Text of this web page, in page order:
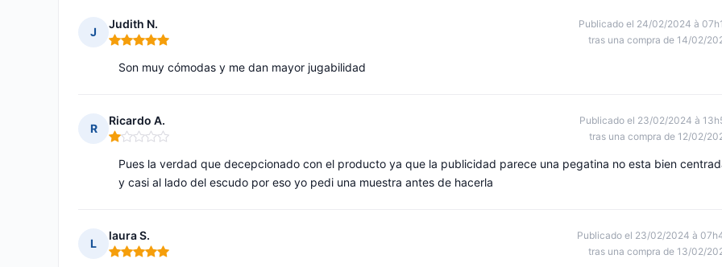
J
Judith N.
Nota: 5 de 5
Publicado el 24/02/2024 à
tras una compra de 14/02/
Son muy cómodas y me dan mayor jugabilidad
R
Ricardo A.
Nota: 1 de 5
Publicado el 23/02/2024 à
tras una compra de 12/02/
Pues la verdad que decepcionado con el producto ya que la publicidad parece una pegatina no esta bien
y casi al lado del escudo por eso yo pedi una muestra antes de hacerla
L
laura S.
Nota: 5 de 5
Publicado el 23/02/2024 à
tras una compra de 13/02/